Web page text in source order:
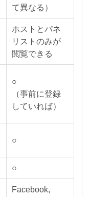
て異なる）
ホストとパネ
リストのみが
閲覧できる
○
（事前に登録
していれば）
○
○
Facebook,